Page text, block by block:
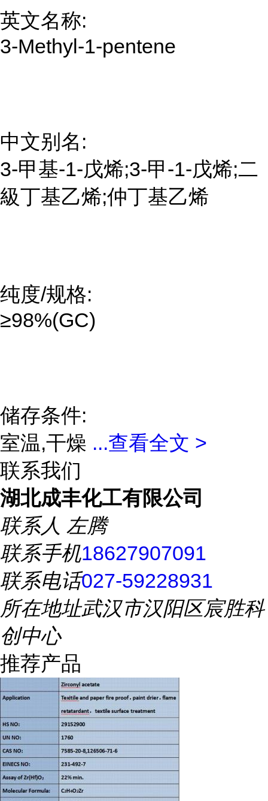
英文名称:
3-Methyl-1-pentene
中文别名:
3-甲基-1-戊烯;3-甲-1-戊烯;二
級丁基乙烯;仲丁基乙烯
纯度/规格:
≥98%(GC)
储存条件:
室温,干燥 ...查看全文 >
联系我们
湖北成丰化工有限公司
联系人 左腾
联系手机18627907091
联系电话027-59228931
所在地址武汉市汉阳区宸胜科
创中心
推荐产品